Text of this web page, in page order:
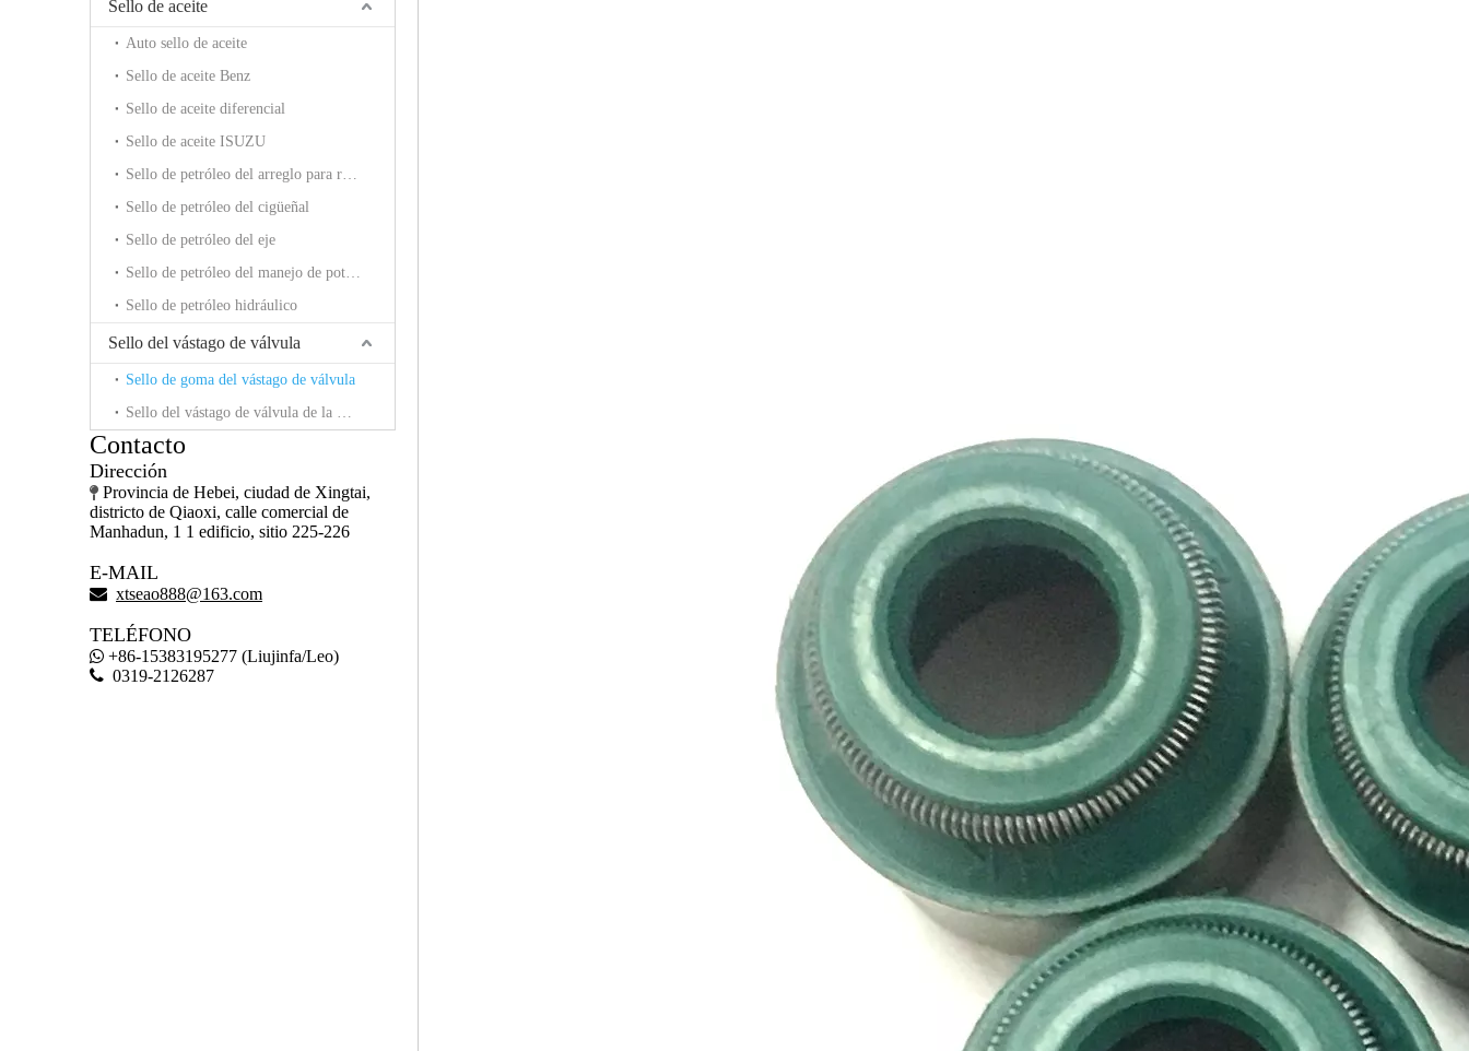
Sello de aceite
Auto sello de aceite
Sello de aceite Benz
Sello de aceite diferencial
Sello de aceite ISUZU
Sello de petróleo del arreglo para requisitos particulares
Sello de petróleo del cigüeñal
Sello de petróleo del eje
Sello de petróleo del manejo de potencia
Sello de petróleo hidráulico
Sello del vástago de válvula
Sello de goma del vástago de válvula
Sello del vástago de válvula de la motocicleta
Contacto
Dirección
 Provincia de Hebei, ciudad de Xingtai,
districto de Qiaoxi, calle comercial de
Manhadun, 1 1 edificio, sitio 225-226
E-MAIL
 xtseao888@163.com
TELÉFONO
 +86-15383195277 (Liujinfa/Leo)
 0319-2126287